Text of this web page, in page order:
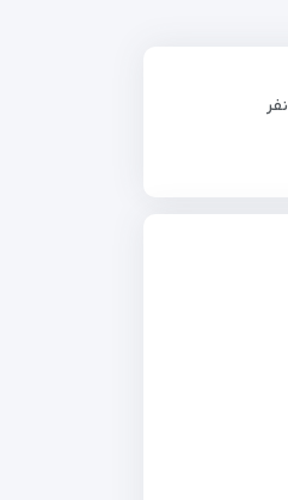
نفر